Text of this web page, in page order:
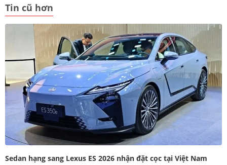
Tin cũ hơn
Sedan hạng sang Lexus ES 2026 nhận đặt cọc tại Việt Nam